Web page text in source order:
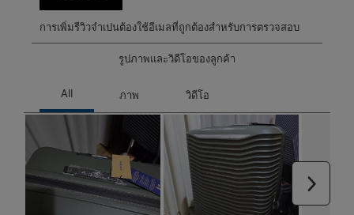
การเพิ่มรีวิวจำเปนต้องใช้อีเมลที่ถูกต้องสำหรับการตรวจสอบ
รูปภาพและวิดีโอของลูกค้า